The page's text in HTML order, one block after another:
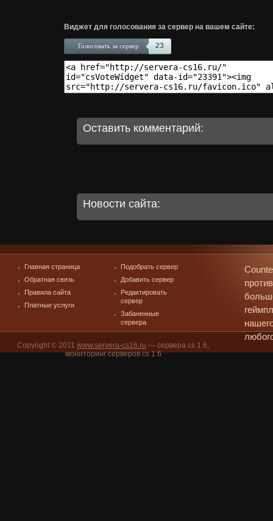
Виджет для голосования за сервер на вашем сайте:
23
Голосовать за сервер
Оставить комментарий:
Новости сайта:
Главная страница
Обратная связь
Правила сайта
Платные услуги
Подобрать сервер
Добавить сервер
Редактировать
сервер
Забаненные
сервера
Copyright © 2011 www.servera-cs16.ru — сервера cs 1.6,
мониторинг серверов cs 1.6